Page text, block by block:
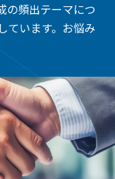
の頻出テーマにつ
ています。お悩み